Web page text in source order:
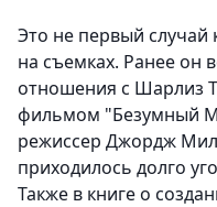
Это не первый случай
на съемках. Ранее он
отношения с Шарлиз
фильмом "Безумный
режиссер Джордж
приходилось долго
Также в книге о